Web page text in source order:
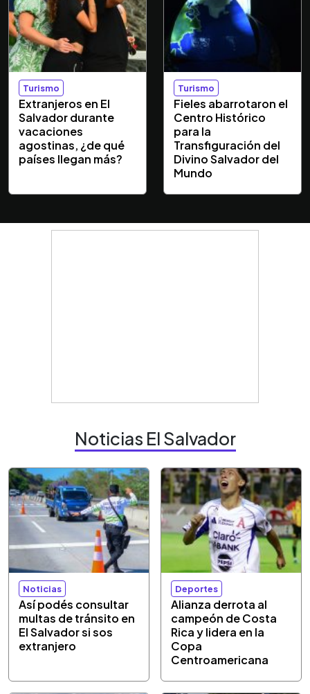
Turismo
Extranjeros en El
Salvador durante
vacaciones
agostinas, ¿de qué
países llegan más?
Turismo
Fieles abarrotaron el
Centro Histórico
para la
Transfiguración del
Divino Salvador del
Mundo
Noticias El Salvador
Noticias
Así podés consultar
multas de tránsito en
El Salvador si sos
extranjero
Deportes
Alianza derrota al
campeón de Costa
Rica y lidera en la
Copa
Centroamericana